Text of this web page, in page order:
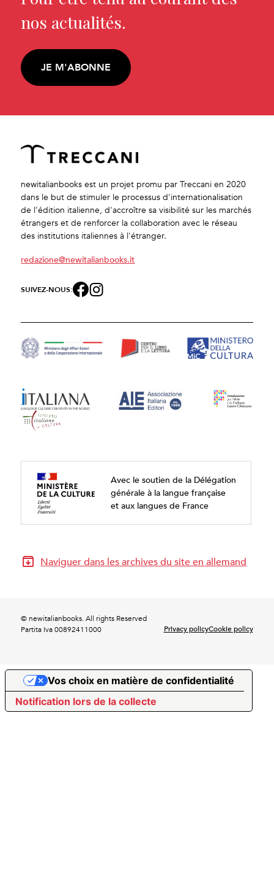
nos actualités.
JE M'ABONNE
newitalianbooks est un projet promu par Treccani en 2020
dans le but de stimuler le processus d'internationalisation
de l'édition italienne, d'accroître sa visibilité sur les marchés
étrangers et de renforcer la collaboration avec le réseau
des institutions italiennes à l'étranger.
redazione@newitalianbooks.it
SUIVEZ-NOUS:
Avec le soutien de la Délégation
générale à la langue française
et aux langues de France
Naviguer dans les archives du site en allemand
© newitalianbooks. All rights Reserved
Partita Iva 00892411000
Privacy policyCookie policy
Notification lors de la collecte
Vos choix en matière de confidentialité